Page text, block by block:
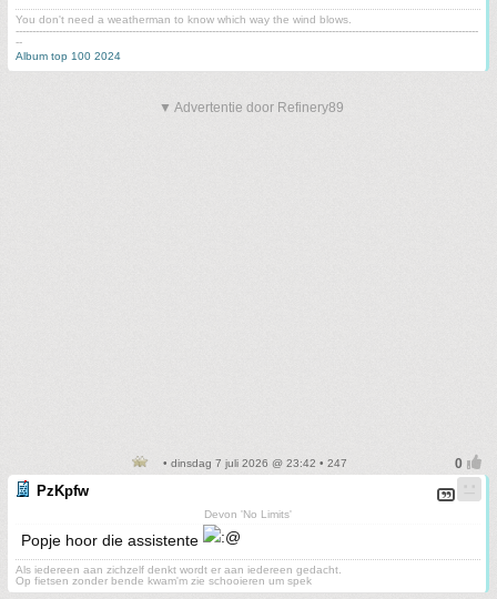
You don't need a weatherman to know which way the wind blows.
-------------------------------------------------------------------------------------------------------------------------------------------
--
Album top 100 2024
▼ Advertentie door Refinery89
• dinsdag 7 juli 2026 @ 23:42 • 247
PzKpfw
Devon 'No Limits'
Popje hoor die assistente
Als iedereen aan zichzelf denkt wordt er aan iedereen gedacht.
Op fietsen zonder bende kwam'm zie schooieren um spek